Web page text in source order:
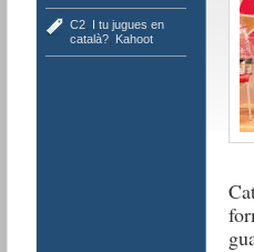
C2, I tu jugues en
català?, Kahoot